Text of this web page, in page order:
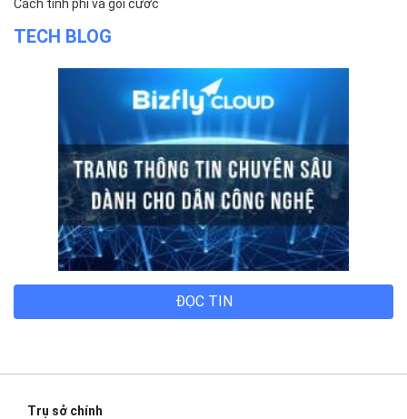
Cách tính phí và gói cước
TECH BLOG
ĐỌC TIN
Trụ sở chính